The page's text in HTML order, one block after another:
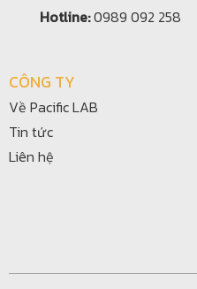
Hotline:0989 092 258
CÔNG TY
Về Pacific LAB
Tin tức
Liên hệ